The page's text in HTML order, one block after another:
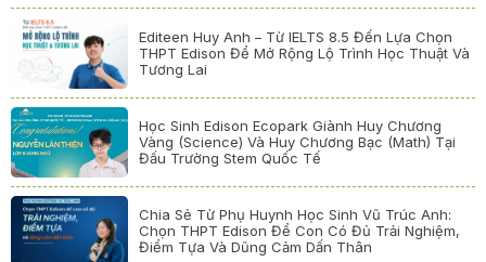
Editeen Huy Anh – Từ IELTS 8.5 Đến Lựa Chọn
THPT Edison Để Mở Rộng Lộ Trình Học Thuật Và
Tương Lai
Học Sinh Edison Ecopark Giành Huy Chương
Vàng (Science) Và Huy Chương Bạc (Math) Tại
Đấu Trường Stem Quốc Tế
Chia Sẻ Từ Phụ Huynh Học Sinh Vũ Trúc Anh:
Chọn THPT Edison Để Con Có Đủ Trải Nghiệm,
Điểm Tựa Và Dũng Cảm Dấn Thân